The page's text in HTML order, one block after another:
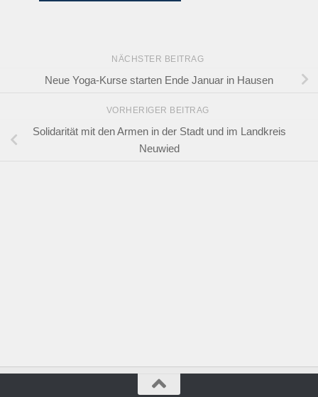
NÄCHSTER BEITRAG
Neue Yoga-Kurse starten Ende Januar in Hausen
VORHERIGER BEITRAG
Solidarität mit den Armen in der Stadt und im Landkreis
Neuwied